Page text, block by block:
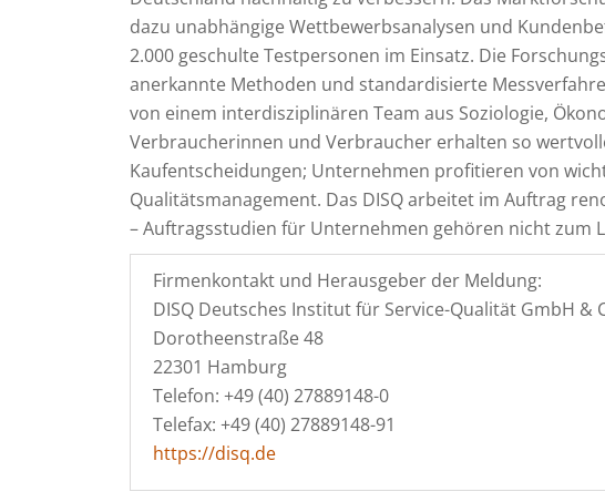
dazu unabhängige Wettbewerbsanalysen und
2.000 geschulte Testpersonen im Einsatz. Die
anerkannte Methoden und standardisierte
von einem interdisziplinären Team aus Soziologie,
Verbraucherinnen und Verbraucher erhalten so
Kaufentscheidungen; Unternehmen profitieren von
Qualitätsmanagement. Das DISQ arbeitet im Auftrag
– Auftragsstudien für Unternehmen gehören nicht zum
Firmenkontakt und Herausgeber der Meldung:
DISQ Deutsches Institut für Service-Qualität GmbH &
Dorotheenstraße 48
22301 Hamburg
Telefon: +49 (40) 27889148-0
Telefax: +49 (40) 27889148-91
https://disq.de